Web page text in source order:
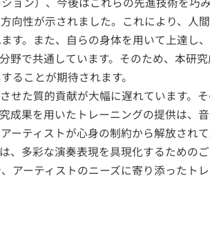
性が示されました。これにより、人間
す。また、自らの身体を用いて上達し
野で共通しています。そのため、本研
ることが期待されます。
せた質的貢献が大幅に遅れています。
成果を用いたトレーニングの提供は、
ーティストが心身の制約から解放され
、多彩な演奏表現を具現化するための
アーティストのニーズに寄り添ったト